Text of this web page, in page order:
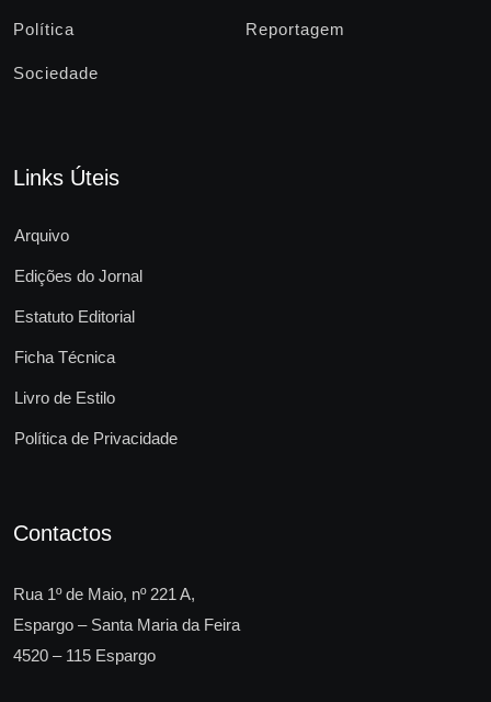
Política Reportagem
Sociedade
Links Úteis
Arquivo
Edições do Jornal
Estatuto Editorial
Ficha Técnica
Livro de Estilo
Política de Privacidade
Contactos
Rua 1º de Maio, nº 221 A,
Espargo – Santa Maria da Feira
4520 – 115 Espargo